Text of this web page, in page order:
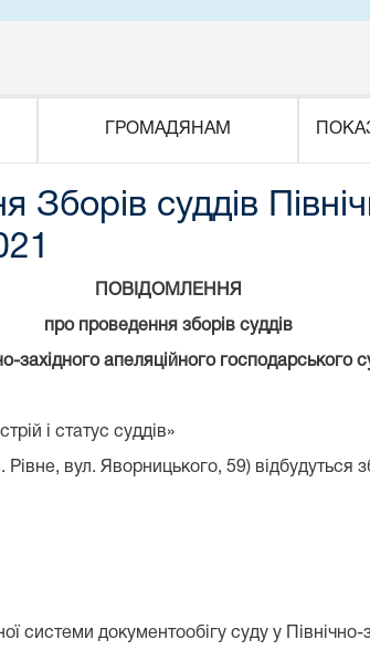
ГРОМАДЯНАМ
суддів
ПОВІДОМЛЕННЯ
про проведення зборів суддів
західного апеляційного господарського
і статус суддів»
вул. Яворницького, 59) відбудуться
системи документообігу суду у